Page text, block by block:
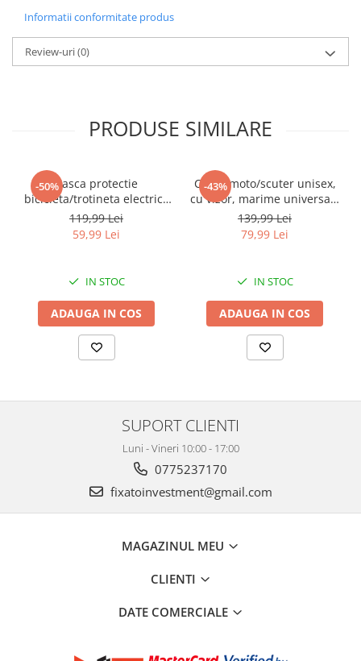
Informatii conformitate produs
Review-uri(0)
PRODUSE SIMILARE
-50%Casca protectie
bicicleta/trotineta electrica
FIXATO, Unisex, cu viziera
detasabila, usoara si
aerodinamica, marime
Neagra
119,99 Lei
59,99 Lei
IN STOC
ADAUGA IN COS
-43%
Casca moto/scuter unisex,
cu vizor, marime universala
55-60cm, neagra, FIXATO
139,99 Lei
79,99 Lei
IN STOC
ADAUGA IN COS
SUPORT CLIENTI
Luni - Vineri 10:00 - 17:00
0775237170
fixatoinvestment@gmail.com
MAGAZINUL MEU
CLIENTI
DATE COMERCIALE